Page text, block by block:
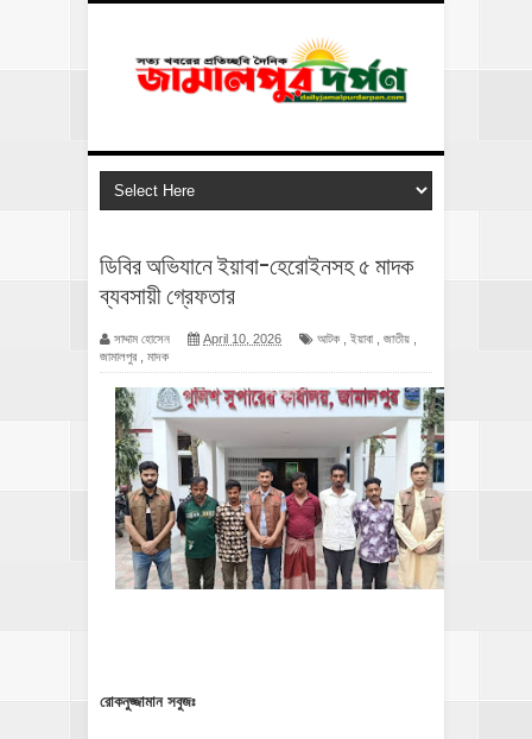
ডিবির অভিযানে ইয়াবা-হেরোইনসহ ৫ মাদক
ব্যবসায়ী গ্রেফতার
সাদ্দাম হোসেন April 10, 2026 আটক ইয়াবা জাতীয়
জামালপুর
মাদক
রোকনুজ্জামান সবুজঃ